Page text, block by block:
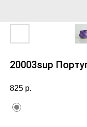
20003sup
825 р.